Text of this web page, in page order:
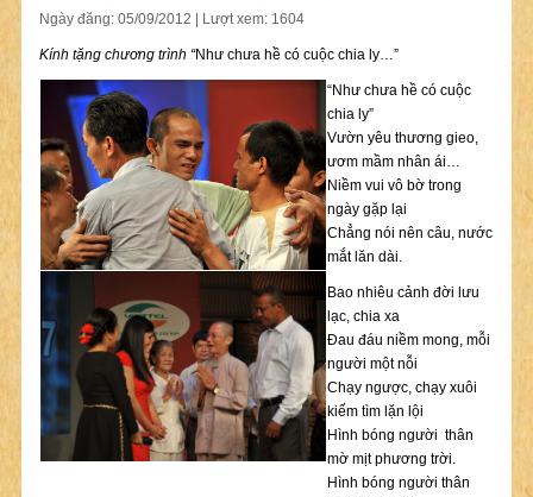
Ngày đăng: 05/09/2012 | Lượt xem: 1604
Kính tặng chương trình “Như chưa hề có cuộc chia ly…”
“Như chưa hề có cuộc
chia ly”
Vườn yêu thương gieo,
ươm mầm nhân ái…
Niềm vui vô bờ trong
ngày gặp lại
Chẳng nói nên câu, nước
mắt lăn dài.
Bao nhiêu cảnh đời lưu
lạc, chia xa
Đau đáu niềm mong, mỗi
người một nỗi
Chạy ngược, chạy xuôi
kiếm tìm lặn lội
Hình bóng người thân
mờ mịt phương trời.
Hình bóng người thân